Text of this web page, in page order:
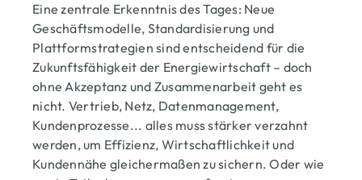
Eine zentrale Erkenntnis des Tages: Neue
Geschäftsmodelle, Standardisierung und
Plattformstrategien sind entscheidend für die
Zukunftsfähigkeit der Energiewirtschaft – doch
ohne Akzeptanz und Zusammenarbeit geht es
nicht. Vertrieb, Netz, Datenmanagement,
Kundenprozesse... alles muss stärker verzahnt
werden, um Effizienz, Wirtschaftlichkeit und
Kundennähe gleichermaßen zu sichern. Oder wie